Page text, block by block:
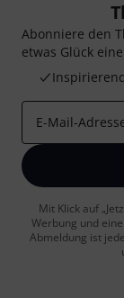
Abonniere den
etwas Glück
E-Mail-
Mit Klick auf
Werbung und
Abmeldung ist